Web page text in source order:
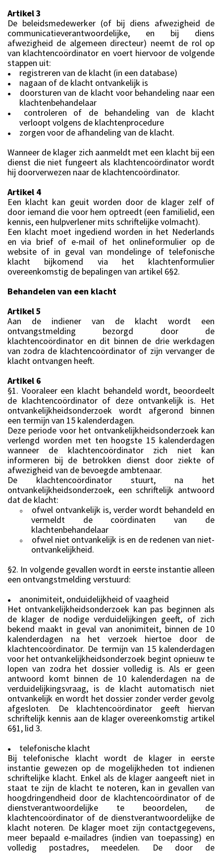
Artikel 3
De beleidsmedewerker (of bij diens afwezigheid de
communicatieverantwoordelijke, en bij diens
afwezigheid de algemeen directeur) neemt de rol op
van klachtencoördinator en voert hiervoor de volgende
stappen uit:
● registreren van de klacht (in een database)
● nagaan of de klacht ontvankelijk is
●
doorsturen van de klacht voor behandeling naar een
klachtenbehandelaar
●
controleren of de behandeling van de klacht
verloopt volgens de klachtenprocedure
●
zorgen voor de afhandeling van de klacht.
Wanneer de klager zich aanmeldt met een klacht bij een
dienst die niet fungeert als klachtencoördinator wordt
hij doorverwezen naar de klachtencoördinator.
Artikel 4
Een klacht kan geuit worden door de klager zelf of
door iemand die voor hem optreedt (een familielid, een
kennis, een hulpverlener mits schriftelijke volmacht).
Een klacht moet ingediend worden in het Nederlands
en via brief of e-mail of het onlineformulier op de
website of in geval van mondelinge of telefonische
klacht bijkomend via het klachtenformulier
overeenkomstig de bepalingen van artikel 6§2.
Behandelen van een klacht
Artikel 5
Aan de indiener van de klacht wordt een
ontvangstmelding bezorgd door de
klachtencoördinator en dit binnen de drie werkdagen
van zodra de klachtencoördinator of zijn vervanger de
klacht ontvangen heeft.
Artikel 6
§1. Vooraleer een klacht behandeld wordt, beoordeelt
de klachtencoördinator of deze ontvankelijk is. Het
ontvankelijkheidsonderzoek wordt afgerond binnen
een termijn van 15 kalenderdagen.
Deze periode voor het ontvankelijkheidsonderzoek kan
verlengd worden met ten hoogste 15 kalenderdagen
wanneer de klachtencoördinator zich niet kan
informeren bij de betrokken dienst door ziekte of
afwezigheid van de bevoegde ambtenaar.
De klachtencoördinator stuurt, na het
ontvankelijkheidsonderzoek, een schriftelijk antwoord
dat de klacht:
○
ofwel ontvankelijk is, verder wordt behandeld en
vermeldt de coördinaten van de
klachtenbehandelaar
○
ofwel niet ontvankelijk is en de redenen van niet-
ontvankelijkheid.
§2. In volgende gevallen wordt in eerste instantie alleen
een ontvangstmelding verstuurd:
●
anonimiteit, onduidelijkheid of vaagheid
Het ontvankelijkheidsonderzoek kan pas beginnen als
de klager de nodige verduidelijkingen geeft, of zich
bekend maakt in geval van anonimiteit, binnen de 10
kalenderdagen na het verzoek hiertoe door de
klachtencoördinator. De termijn van 15 kalenderdagen
voor het ontvankelijkheidsonderzoek begint opnieuw te
lopen van zodra het dossier volledig is. Als er geen
antwoord komt binnen de 10 kalenderdagen na de
verduidelijkingsvraag, is de klacht automatisch niet
ontvankelijk en wordt het dossier zonder verder gevolg
afgesloten. De klachtencoördinator geeft hiervan
schriftelijk kennis aan de klager overeenkomstig artikel
6§1, lid 3.
●
telefonische klacht
Bij telefonische klacht wordt de klager in eerste
instantie gewezen op de mogelijkheden tot indienen
schriftelijke klacht. Enkel als de klager aangeeft niet in
staat te zijn de klacht te noteren, kan in gevallen van
hoogdringendheid door de klachtencoördinator of de
dienstverantwoordelijke te beoordelen, de
klachtencoördinator of de dienstverantwoordelijke de
klacht noteren. De klager moet zijn contactgegevens,
meer bepaald e-mailadres (indien van toepassing) en
volledig postadres, meedelen. De door de